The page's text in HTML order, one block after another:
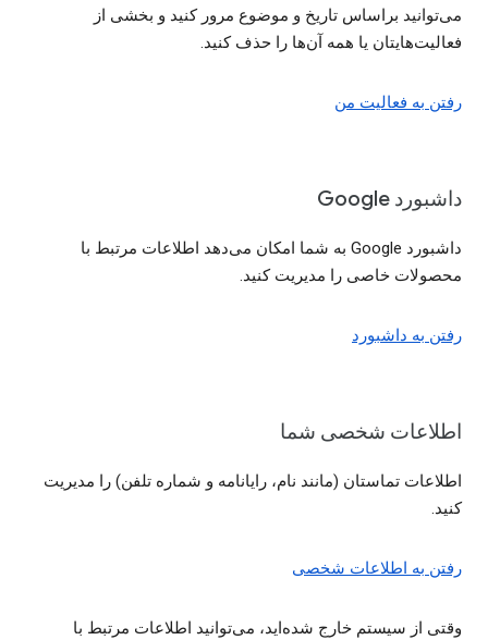
می‌توانید براساس تاریخ و موضوع مرور کنید و بخشی از
فعالیت‌هایتان یا همه آن‌ها را حذف کنید.
رفتن به فعالیت من
داشبورد Google
داشبورد Google به شما امکان می‌دهد اطلاعات مرتبط با
محصولات خاصی را مدیریت کنید.
رفتن به داشبورد
اطلاعات شخصی شما
اطلاعات تماستان (مانند نام، رایانامه و شماره تلفن) را مدیریت
کنید.
رفتن به اطلاعات شخصی
وقتی از سیستم خارج شده‌اید، می‌توانید اطلاعات مرتبط با